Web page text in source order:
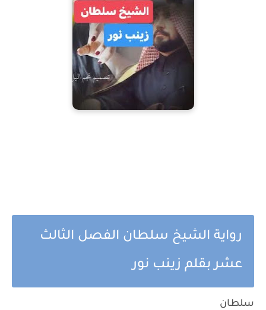
رواية الشيخ سلطان الفصل الثالث
عشر بقلم زينب نور
سلطان